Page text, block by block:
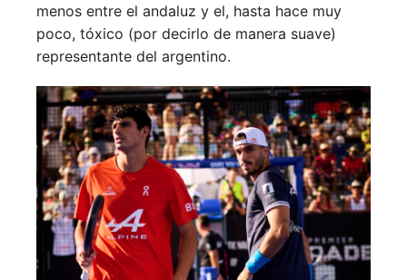
menos entre el andaluz y el, hasta hace muy
poco, tóxico (por decirlo de manera suave)
representante del argentino.